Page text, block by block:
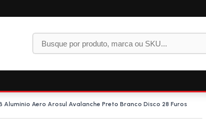
Alumínio Aero Arosul Avalanche Preto Branco Disco 28 Furos